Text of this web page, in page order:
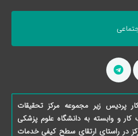
زیر مجموعه مرکز تحقیقات
و وابسته به دانشگاه علوم پزشکی
در راستای ارتقای سطح کیفی خدمات